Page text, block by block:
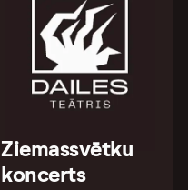
Ziemassvētku
koncerts